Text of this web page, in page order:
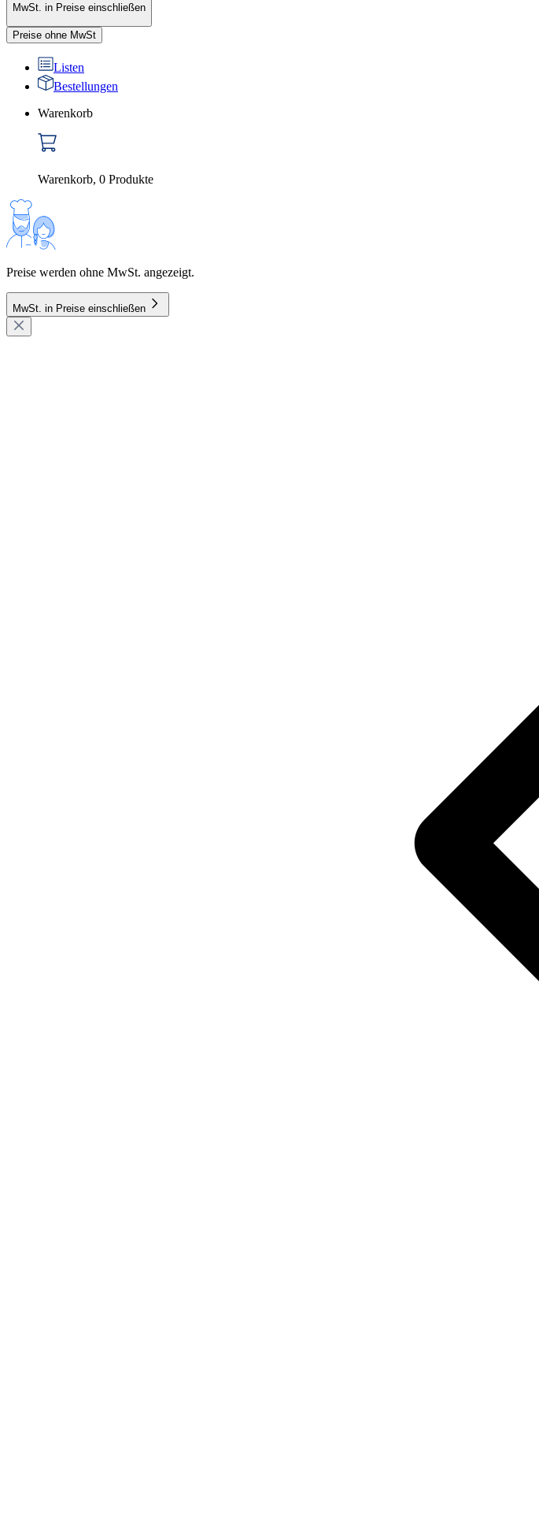
MwSt. in Preise einschließen
Preise ohne MwSt
Listen
Bestellungen
Warenkorb
Warenkorb, 0 Produkte
Preise werden ohne MwSt. angezeigt.
MwSt. in Preise einschließen